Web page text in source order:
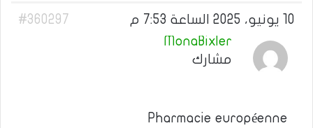
10 يونيو، 2025 الساعة 7:53 م
#360297
MonaBixler
مشارك
Pharmacie européenne